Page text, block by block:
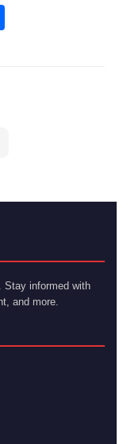
Stay informed with
and more.